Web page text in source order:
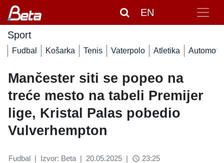
EN
Sport
Fudbal Košarka Tenis Vaterpolo Atletika Automoto
Mančester siti se popeo na
treće mesto na tabeli Premijer
lige, Kristal Palas pobedio
Vulverhempton
Fudbal | Izvor: Beta | 20.05.2025 | access_time 23:25